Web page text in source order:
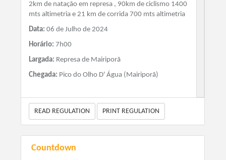
2km de natação em represa , 90km de ciclismo 1400
mts altimetriae21 km de corrida 700 mts altimetria
Data:06 de Julho de 2024
Horário: 7h00
Largada: Represa de Mairiporã
Chegada: Pico do Olho D' Água (Mairiporã)
KIT Atleta:Sacochila, Camiseta Staff, Camiseta Finisher
e Troféu de Finisher.
READ REGULATION PRINT REGULATION
Countdown